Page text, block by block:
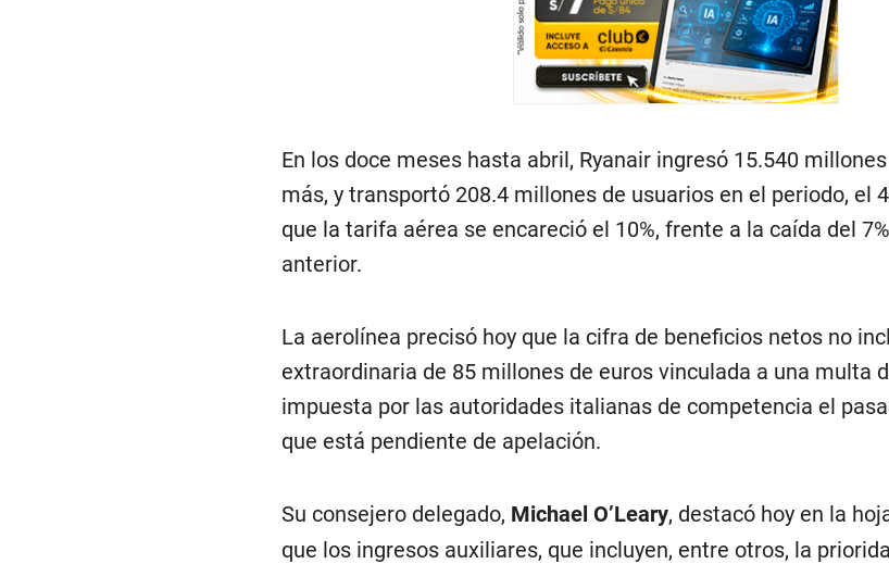
En los doce meses hasta abril, Ryanair ingresó 15.540
más, y transportó 208.4 millones de usuarios en el periodo, el
que la tarifa aérea se encareció el 10%, frente a la caída del
anterior.
La aerolínea precisó hoy que la cifra de beneficios netos no
extraordinaria de 85 millones de euros vinculada a una multa
impuesta por las autoridades italianas de competencia el
que está pendiente de apelación.
Su consejero delegado, Michael O’Leary, destacó hoy en la
que los ingresos auxiliares, que incluyen, entre otros, la